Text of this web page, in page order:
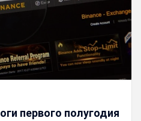
первого полугодия